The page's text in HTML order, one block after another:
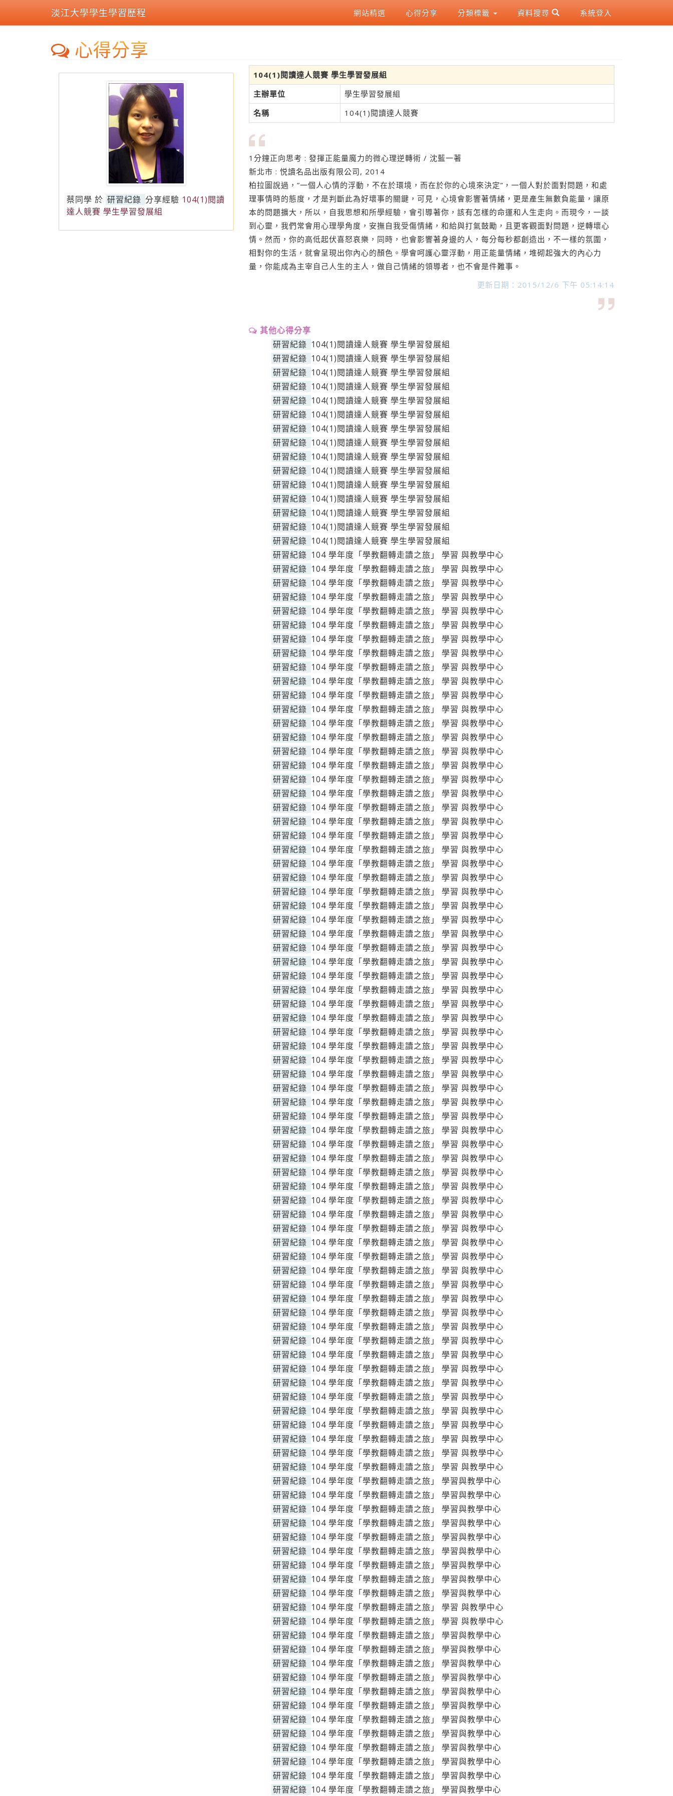
淡江大學學生學習歷程 網站精選 心得分享 分類標籤 資料搜尋 系統登入
心得分享
蔡同學 於 研習紀錄 分享經驗 104(1)閱讀
達人競賽 學生學習發展組
104(1)閱讀達人競賽 學生學習發展組
主辦單位
學生學習發展組
名稱
104(1)閱讀達人競賽
1分鐘正向思考 : 發揮正能量魔力的微心理逆轉術 / 沈藍一著
新北市 : 悦讀名品出版有限公司, 2014
柏拉圖說過，”一個人心情的浮動，不在於環境，而在於你的心境來決定”，一個人對於面對問題，和處
理事情時的態度，才是判斷此為好壞事的關鍵，可見，心境會影響著情緒，更是產生無數負能量，讓原
本的問題擴大，所以，自我思想和所學經驗，會引導著你，該有怎樣的命運和人生走向。而現今，一談
到心靈，我們常會用心理學角度，安撫自我受傷情緒，和給與打氣鼓勵，且更客觀面對問題，逆轉壞心
情。然而，你的高低起伏喜怒哀樂，同時，也會影響著身邊的人，每分每秒都創造出，不一樣的氛圍，
相對你的生活，就會呈現出你內心的顏色。學會呵護心靈浮動，用正能量情緒，堆砌起強大的內心力
量，你能成為主宰自己人生的主人，做自己情緒的領導者，也不會是件難事。
更新日期：2015/12/6 下午 05:14:14
其他心得分享
研習紀錄 104(1)閱讀達人競賽 學生學習發展組
研習紀錄 104(1)閱讀達人競賽 學生學習發展組
研習紀錄 104(1)閱讀達人競賽 學生學習發展組
研習紀錄 104(1)閱讀達人競賽 學生學習發展組
研習紀錄 104(1)閱讀達人競賽 學生學習發展組
研習紀錄 104(1)閱讀達人競賽 學生學習發展組
研習紀錄 104(1)閱讀達人競賽 學生學習發展組
研習紀錄 104(1)閱讀達人競賽 學生學習發展組
研習紀錄 104(1)閱讀達人競賽 學生學習發展組
研習紀錄 104(1)閱讀達人競賽 學生學習發展組
研習紀錄 104(1)閱讀達人競賽 學生學習發展組
研習紀錄 104(1)閱讀達人競賽 學生學習發展組
研習紀錄 104(1)閱讀達人競賽 學生學習發展組
研習紀錄 104(1)閱讀達人競賽 學生學習發展組
研習紀錄 104(1)閱讀達人競賽 學生學習發展組
研習紀錄 104 學年度「學教翻轉走讀之旅」 學習 與教學中心
研習紀錄 104 學年度「學教翻轉走讀之旅」 學習 與教學中心
研習紀錄 104 學年度「學教翻轉走讀之旅」 學習 與教學中心
研習紀錄 104 學年度「學教翻轉走讀之旅」 學習 與教學中心
研習紀錄 104 學年度「學教翻轉走讀之旅」 學習 與教學中心
研習紀錄 104 學年度「學教翻轉走讀之旅」 學習 與教學中心
研習紀錄 104 學年度「學教翻轉走讀之旅」 學習 與教學中心
研習紀錄 104 學年度「學教翻轉走讀之旅」 學習 與教學中心
研習紀錄 104 學年度「學教翻轉走讀之旅」 學習 與教學中心
研習紀錄 104 學年度「學教翻轉走讀之旅」 學習 與教學中心
研習紀錄 104 學年度「學教翻轉走讀之旅」 學習 與教學中心
研習紀錄 104 學年度「學教翻轉走讀之旅」 學習 與教學中心
研習紀錄 104 學年度「學教翻轉走讀之旅」 學習 與教學中心
研習紀錄 104 學年度「學教翻轉走讀之旅」 學習 與教學中心
研習紀錄 104 學年度「學教翻轉走讀之旅」 學習 與教學中心
研習紀錄 104 學年度「學教翻轉走讀之旅」 學習 與教學中心
研習紀錄 104 學年度「學教翻轉走讀之旅」 學習 與教學中心
研習紀錄 104 學年度「學教翻轉走讀之旅」 學習 與教學中心
研習紀錄 104 學年度「學教翻轉走讀之旅」 學習 與教學中心
研習紀錄 104 學年度「學教翻轉走讀之旅」 學習 與教學中心
研習紀錄 104 學年度「學教翻轉走讀之旅」 學習 與教學中心
研習紀錄 104 學年度「學教翻轉走讀之旅」 學習 與教學中心
研習紀錄 104 學年度「學教翻轉走讀之旅」 學習 與教學中心
研習紀錄 104 學年度「學教翻轉走讀之旅」 學習 與教學中心
研習紀錄 104 學年度「學教翻轉走讀之旅」 學習 與教學中心
研習紀錄 104 學年度「學教翻轉走讀之旅」 學習 與教學中心
研習紀錄 104 學年度「學教翻轉走讀之旅」 學習 與教學中心
研習紀錄 104 學年度「學教翻轉走讀之旅」 學習 與教學中心
研習紀錄 104 學年度「學教翻轉走讀之旅」 學習 與教學中心
研習紀錄 104 學年度「學教翻轉走讀之旅」 學習 與教學中心
研習紀錄 104 學年度「學教翻轉走讀之旅」 學習 與教學中心
研習紀錄 104 學年度「學教翻轉走讀之旅」 學習 與教學中心
研習紀錄 104 學年度「學教翻轉走讀之旅」 學習 與教學中心
研習紀錄 104 學年度「學教翻轉走讀之旅」 學習 與教學中心
研習紀錄 104 學年度「學教翻轉走讀之旅」 學習 與教學中心
研習紀錄 104 學年度「學教翻轉走讀之旅」 學習 與教學中心
研習紀錄 104 學年度「學教翻轉走讀之旅」 學習 與教學中心
研習紀錄 104 學年度「學教翻轉走讀之旅」 學習 與教學中心
研習紀錄 104 學年度「學教翻轉走讀之旅」 學習 與教學中心
研習紀錄 104 學年度「學教翻轉走讀之旅」 學習 與教學中心
研習紀錄 104 學年度「學教翻轉走讀之旅」 學習 與教學中心
研習紀錄 104 學年度「學教翻轉走讀之旅」 學習 與教學中心
研習紀錄 104 學年度「學教翻轉走讀之旅」 學習 與教學中心
研習紀錄 104 學年度「學教翻轉走讀之旅」 學習 與教學中心
研習紀錄 104 學年度「學教翻轉走讀之旅」 學習 與教學中心
研習紀錄 104 學年度「學教翻轉走讀之旅」 學習 與教學中心
研習紀錄 104 學年度「學教翻轉走讀之旅」 學習 與教學中心
研習紀錄 104 學年度「學教翻轉走讀之旅」 學習 與教學中心
研習紀錄 104 學年度「學教翻轉走讀之旅」 學習 與教學中心
研習紀錄 104 學年度「學教翻轉走讀之旅」 學習 與教學中心
研習紀錄 104 學年度「學教翻轉走讀之旅」 學習 與教學中心
研習紀錄 104 學年度「學教翻轉走讀之旅」 學習 與教學中心
研習紀錄 104 學年度「學教翻轉走讀之旅」 學習 與教學中心
研習紀錄 104 學年度「學教翻轉走讀之旅」 學習 與教學中心
研習紀錄 104 學年度「學教翻轉走讀之旅」 學習 與教學中心
研習紀錄 104 學年度「學教翻轉走讀之旅」 學習 與教學中心
研習紀錄 104 學年度「學教翻轉走讀之旅」 學習 與教學中心
研習紀錄 104 學年度「學教翻轉走讀之旅」 學習 與教學中心
研習紀錄 104 學年度「學教翻轉走讀之旅」 學習 與教學中心
研習紀錄 104 學年度「學教翻轉走讀之旅」 學習 與教學中心
研習紀錄 104 學年度「學教翻轉走讀之旅」 學習 與教學中心
研習紀錄 104 學年度「學教翻轉走讀之旅」 學習 與教學中心
研習紀錄 104 學年度「學教翻轉走讀之旅」 學習 與教學中心
研習紀錄 104 學年度「學教翻轉走讀之旅」 學習 與教學中心
研習紀錄 104 學年度「學教翻轉走讀之旅」 學習 與教學中心
研習紀錄 104 學年度「學教翻轉走讀之旅」 學習 與教學中心
研習紀錄 104 學年度「學教翻轉走讀之旅」 學習與教學中心
研習紀錄 104 學年度「學教翻轉走讀之旅」 學習與教學中心
研習紀錄 104 學年度「學教翻轉走讀之旅」 學習與教學中心
研習紀錄 104 學年度「學教翻轉走讀之旅」 學習與教學中心
研習紀錄 104 學年度「學教翻轉走讀之旅」 學習與教學中心
研習紀錄 104 學年度「學教翻轉走讀之旅」 學習與教學中心
研習紀錄 104 學年度「學教翻轉走讀之旅」 學習與教學中心
研習紀錄 104 學年度「學教翻轉走讀之旅」 學習與教學中心
研習紀錄 104 學年度「學教翻轉走讀之旅」 學習與教學中心
研習紀錄 104 學年度「學教翻轉走讀之旅」 學習 與教學中心
研習紀錄 104 學年度「學教翻轉走讀之旅」 學習 與教學中心
研習紀錄 104 學年度「學教翻轉走讀之旅」 學習與教學中心
研習紀錄 104 學年度「學教翻轉走讀之旅」 學習與教學中心
研習紀錄 104 學年度「學教翻轉走讀之旅」 學習與教學中心
研習紀錄 104 學年度「學教翻轉走讀之旅」 學習與教學中心
研習紀錄 104 學年度「學教翻轉走讀之旅」 學習與教學中心
研習紀錄 104 學年度「學教翻轉走讀之旅」 學習與教學中心
研習紀錄 104 學年度「學教翻轉走讀之旅」 學習與教學中心
研習紀錄 104 學年度「學教翻轉走讀之旅」 學習與教學中心
研習紀錄 104 學年度「學教翻轉走讀之旅」 學習與教學中心
研習紀錄 104 學年度「學教翻轉走讀之旅」 學習與教學中心
研習紀錄 104 學年度「學教翻轉走讀之旅」 學習與教學中心
研習紀錄 104 學年度「學教翻轉走讀之旅」 學習與教學中心